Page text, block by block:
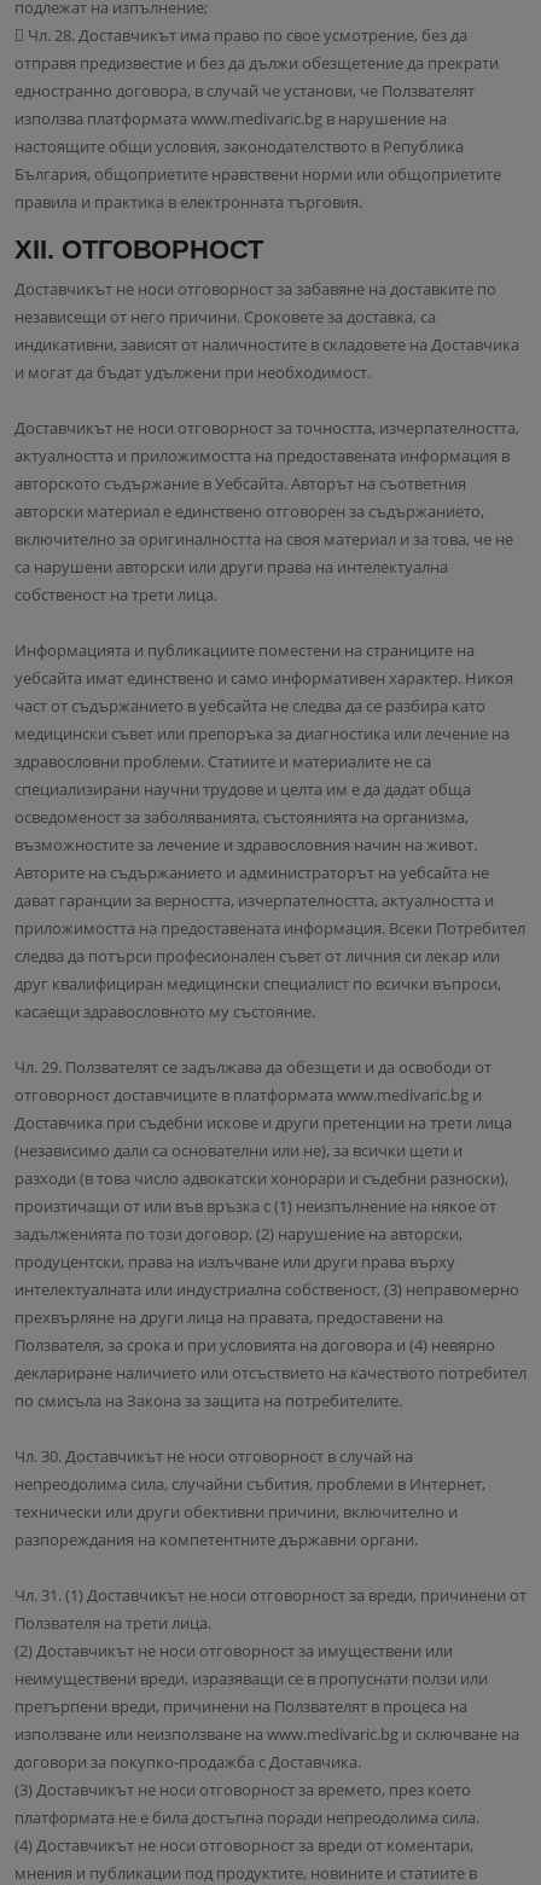
подлежат на изпълнение;
 Чл. 28. Доставчикът има право по свое усмотрение, без да
отправя предизвестие и без да дължи обезщетение да прекрати
едностранно договора, в случай че установи, че Ползвателят
използва платформата www.medivaric.bg в нарушение на
настоящите общи условия, законодателството в Република
България, общоприетите нравствени норми или общоприетите
правила и практика в електронната търговия.
XII. ОТГОВОРНОСТ
Доставчикът не носи отговорност за забавяне на доставките по
независещи от него причини. Сроковете за доставка, са
индикативни, зависят от наличностите в складовете на Доставчика
и могат да бъдат удължени при необходимост.
Доставчикът не носи отговорност за точността, изчерпателността,
актуалността и приложимостта на предоставената информация в
авторското съдържание в Уебсайта. Авторът на съответния
авторски материал е единствено отговорен за съдържанието,
включително за оригиналността на своя материал и за това, че не
са нарушени авторски или други права на интелектуална
собственост на трети лица.
Информацията и публикациите поместени на страниците на
уебсайта имат единствено и само информативен характер. Никоя
част от съдържанието в уебсайта не следва да се разбира като
медицински съвет или препоръка за диагностика или лечение на
здравословни проблеми. Статиите и материалите не са
специализирани научни трудове и целта им е да дадат обща
осведоменост за заболяванията, състоянията на организма,
възможностите за лечение и здравословния начин на живот.
Авторите на съдържанието и администраторът на уебсайта не
дават гаранции за верността, изчерпателността, актуалността и
приложимостта на предоставената информация. Всеки Потребител
следва да потърси професионален съвет от личния си лекар или
друг квалифициран медицински специалист по всички въпроси,
касаещи здравословното му състояние.
Чл. 29. Ползвателят се задължава да обезщети и да освободи от
отговорност доставчиците в платформата www.medivaric.bg и
Доставчика при съдебни искове и други претенции на трети лица
(независимо дали са основателни или не), за всички щети и
разходи (в това число адвокатски хонорари и съдебни разноски),
произтичащи от или във връзка с (1) неизпълнение на някое от
задълженията по този договор, (2) нарушение на авторски,
продуцентски, права на излъчване или други права върху
интелектуалната или индустриална собственост, (3) неправомерно
прехвърляне на други лица на правата, предоставени на
Ползвателя, за срока и при условията на договора и (4) невярно
деклариране наличието или отсъствието на качеството потребител
по смисъла на Закона за защита на потребителите.
Чл. 30. Доставчикът не носи отговорност в случай на
непреодолима сила, случайни събития, проблеми в Интернет,
технически или други обективни причини, включително и
разпореждания на компетентните държавни органи.
Чл. 31. (1) Доставчикът не носи отговорност за вреди, причинени от
Ползвателя на трети лица.
(2) Доставчикът не носи отговорност за имуществени или
неимуществени вреди, изразяващи се в пропуснати ползи или
претърпени вреди, причинени на Ползвателят в процеса на
използване или неизползване на www.medivaric.bg и сключване на
договори за покупко-продажба с Доставчика.
(3) Доставчикът не носи отговорност за времето, през което
платформата не е била достъпна поради непреодолима сила.
(4) Доставчикът не носи отговорност за вреди от коментари,
мнения и публикации под продуктите, новините и статиите в